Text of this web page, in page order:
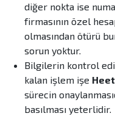
diğer nokta ise
firmasının özel
olmasından ötürü
sorun yoktur.
Bilgilerin kontrol
kalan işlem işe
sürecin
basılması yeterlidir.